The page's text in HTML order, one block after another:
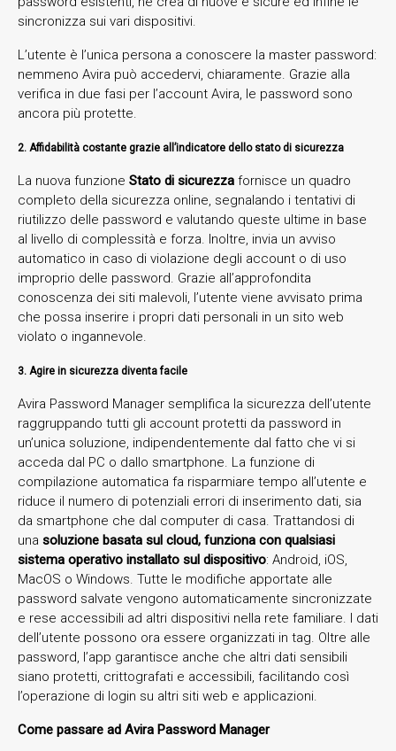
sincronizza sui vari dispositivi.
L’utente è l’unica persona a conoscere la master password:
nemmeno Avira può accedervi, chiaramente. Grazie alla
verifica in due fasi per l’account Avira, le password sono
ancora più protette.
2. Affidabilità costante grazie all’indicatore dello stato di sicurezza
La nuova funzione Stato di sicurezza fornisce un quadro
completo della sicurezza online, segnalando i tentativi di
riutilizzo delle password e valutando queste ultime in base
al livello di complessità e forza. Inoltre, invia un avviso
automatico in caso di violazione degli account o di uso
improprio delle password. Grazie all’approfondita
conoscenza dei siti malevoli, l’utente viene avvisato prima
che possa inserire i propri dati personali in un sito web
violato o ingannevole.
3. Agire in sicurezza diventa facile
Avira Password Manager semplifica la sicurezza dell’utente
raggruppando tutti gli account protetti da password in
un’unica soluzione, indipendentemente dal fatto che vi si
acceda dal PC o dallo smartphone. La funzione di
compilazione automatica fa risparmiare tempo all’utente e
riduce il numero di potenziali errori di inserimento dati, sia
da smartphone che dal computer di casa. Trattandosi di
una soluzione basata sul cloud, funziona con qualsiasi
sistema operativo installato sul dispositivo: Android, iOS,
MacOS o Windows. Tutte le modifiche apportate alle
password salvate vengono automaticamente sincronizzate
e rese accessibili ad altri dispositivi nella rete familiare. I dati
dell’utente possono ora essere organizzati in tag. Oltre alle
password, l’app garantisce anche che altri dati sensibili
siano protetti, crittografati e accessibili, facilitando così
l’operazione di login su altri siti web e applicazioni.
Come passare ad Avira Password Manager